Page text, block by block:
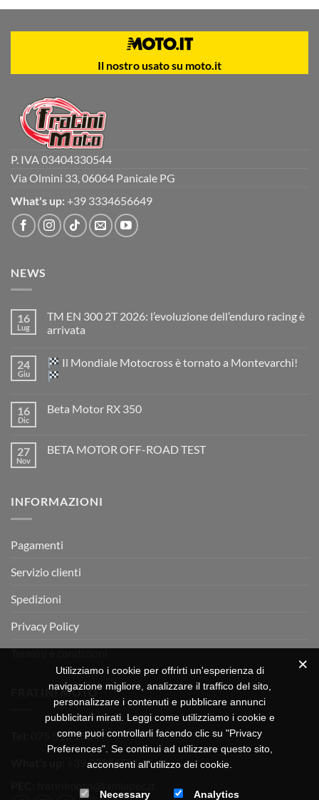
Il nostro usato su moto.it
P. IVA 03404330544
Via Olmini 33, 06064 Panicale PG
What's up: +39 3334656649
NEWS
16
Lug
TM EN 300 2T 2026: l’evoluzione dell’enduro racing è
arrivata
su
TM
EN
2026:
è
arrivata
24
Giu
Il Mondiale Motocross è tornato a Montevarchi!
su
Motocross
è
16
Dic
Beta Motor RX 350
Beta
27
Nov
BETA MOTOR OFF-ROAD TEST
MOTOR
INFORMAZIONI
Pagamenti
Servizio clienti
Spedizioni
Privacy Policy
Termini e condizioni
FRATINI MOTO
075 518 1504
+39 3334656649
Utilizziamo i cookie per offrirti un'esperienza di
navigazione migliore, analizzare il traffico del sito,
personalizzare i contenuti e pubblicare annunci
pubblicitari mirati. Leggi come utilizziamo i cookie e
come puoi controllarli facendo clic su "Privacy
Preferences". Se continui ad utilizzare questo sito,
acconsenti all'utilizzo dei cookie.
Necessary Analytics